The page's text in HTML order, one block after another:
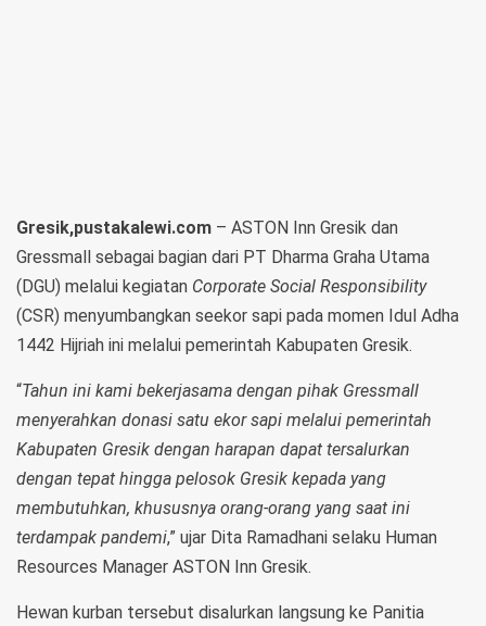
Gresik,pustakalewi.com – ASTON Inn Gresik dan
Gressmall sebagai bagian dari PT Dharma Graha Utama
(DGU) melalui kegiatan Corporate Social Responsibility
(CSR) menyumbangkan seekor sapi pada momen Idul Adha
1442 Hijriah ini melalui pemerintah Kabupaten Gresik.
“Tahun ini kami bekerjasama dengan pihak Gressmall
menyerahkan donasi satu ekor sapi melalui pemerintah
Kabupaten Gresik dengan harapan dapat tersalurkan
dengan tepat hingga pelosok Gresik kepada yang
membutuhkan, khususnya orang-orang yang saat ini
terdampak pandemi,” ujar Dita Ramadhani selaku Human
Resources Manager ASTON Inn Gresik.
Hewan kurban tersebut disalurkan langsung ke Panitia